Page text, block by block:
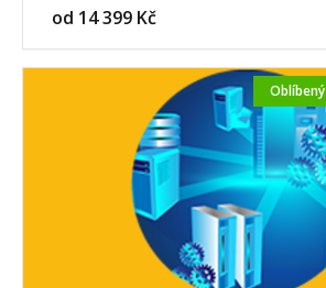
od 14 399 Kč
Oblíbený